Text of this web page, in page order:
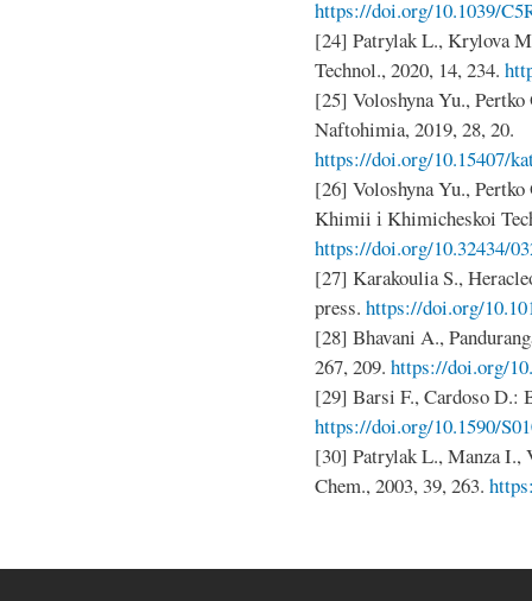
https://doi.org/10.1039/
[24] Patrylak L., Krylova
Technol., 2020, 14, 234.
[25] Voloshyna Yu.,
Naftohimia, 2019, 28, 20.
https://doi.org/10.15407/
[26] Voloshyna Yu.,
Khimii і Khimicheskoi
https://doi.org/10.32434/
[27] Karakoulia S.,
press. https://doi.org/
[28] Bhavani A.,
267, 209. https://doi.org/
[29] Barsi F., Cardoso D.:
https://doi.org/10.1590/
[30] Patrylak L., Manza I.,
Chem., 2003, 39, 263.